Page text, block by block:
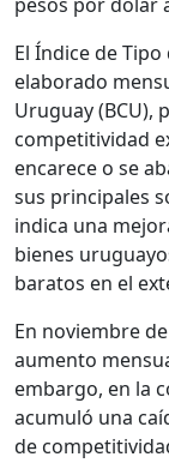
El Índice de Tipo
elaborado
Uruguay (BCU),
competitividad
encarece o se
sus principales
indica una
bienes
baratos en el
En noviembre
aumento
embargo, en la
acumuló una
de